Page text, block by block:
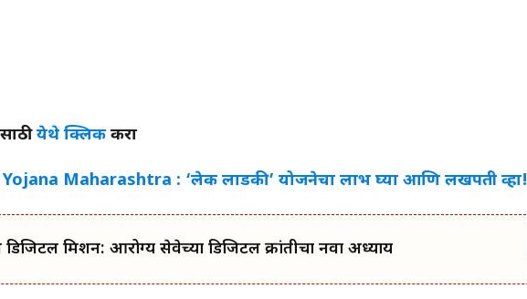
येथे क्लिक करा
Maharashtra : ‘लेक लाडकी’ योजनेचा लाभ घ्या आणि लखपती व्हा!
मिशन: आरोग्य सेवेच्या डिजिटल क्रांतीचा नवा अध्याय